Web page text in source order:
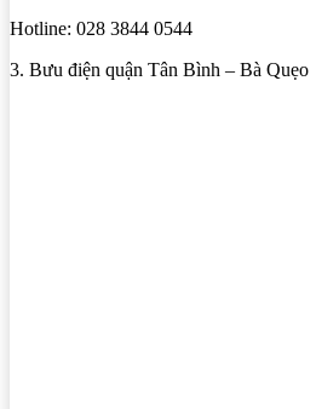
Hotline: 028 3844 0544
3. Bưu điện quận Tân Bình – Bà Quẹo